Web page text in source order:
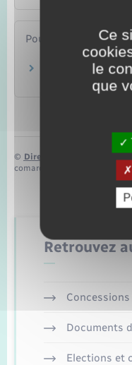
Pour en savoir plus
Site du
Défenseur des droits
© Direction de
comarquage developpé par
Retrouvez
Documents
Elections et
Ce
le
que